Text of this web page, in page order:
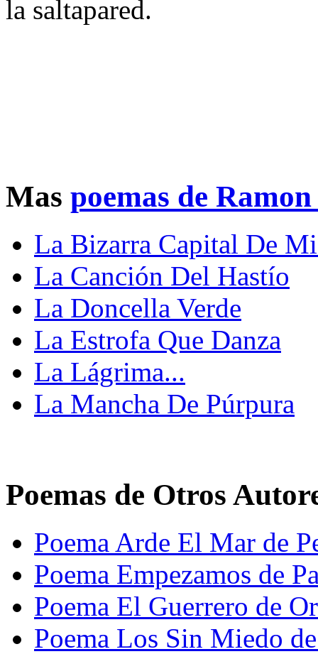
la saltapared.
Mas poemas de
La Bizarra Capital De
La Canción Del Hastío
La Doncella Verde
La Estrofa Que Danza
La Lágrima...
La Mancha De Púrpura
Poemas de Otros
Poema Arde El Mar de
Poema Empezamos de
Poema El Guerrero de
Poema Los Sin Miedo